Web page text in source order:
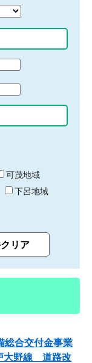
可茂地域
下呂地域
総合交付金事業
大野線 道路改